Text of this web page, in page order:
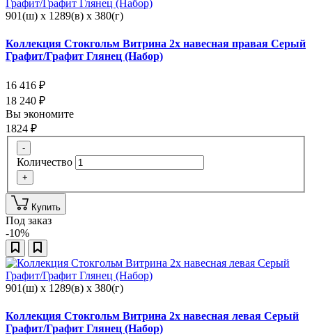
901(ш) x 1289(в) x 380(г)
Коллекция Стокгольм Витрина 2х навесная правая Серый
Графит/Графит Глянец (Набор)
16 416 ₽
18 240 ₽
Вы экономите
1824 ₽
-
Количество
+
Купить
Под заказ
-10%
901(ш) x 1289(в) x 380(г)
Коллекция Стокгольм Витрина 2х навесная левая Серый
Графит/Графит Глянец (Набор)